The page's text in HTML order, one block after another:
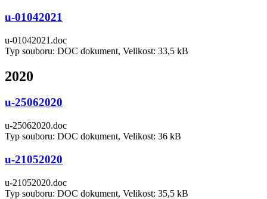
u-01042021
u-01042021.doc
Typ souboru: DOC dokument, Velikost: 33,5 kB
2020
u-25062020
u-25062020.doc
Typ souboru: DOC dokument, Velikost: 36 kB
u-21052020
u-21052020.doc
Typ souboru: DOC dokument, Velikost: 35,5 kB